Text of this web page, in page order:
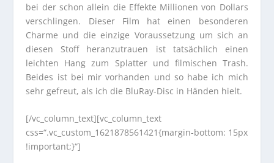
bei der schon allein die Effekte Millionen von Dollars
verschlingen. Dieser Film hat einen besonderen
Charme und die einzige Voraussetzung um sich an
diesen Stoff heranzutrauen ist tatsächlich einen
leichten Hang zum Splatter und filmischen Trash.
Beides ist bei mir vorhanden und so habe ich mich
sehr gefreut, als ich die BluRay-Disc in Händen hielt.
[/vc_column_text][vc_column_text
css=“.vc_custom_1621878561421{margin-bottom: 15px
!important;}“]